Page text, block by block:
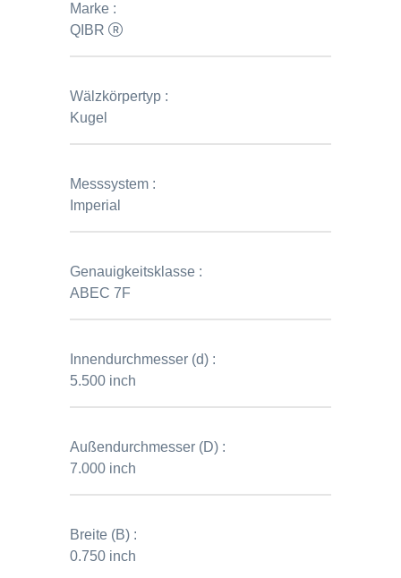
Marke :
QIBR
Wälzkörpertyp :
Kugel
Messsystem :
Imperial
Genauigkeitsklasse :
ABEC 7F
Innendurchmesser (d) :
5.500 inch
Außendurchmesser (D) :
7.000 inch
Breite (B) :
0.750 inch